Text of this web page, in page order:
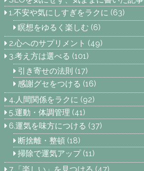
1.不安や気にしすぎをラクに (63)
瞑想をゆるく楽しむ (6)
2.心へのサプリメント (49)
3.考え方は選べる (101)
引き寄せの法則 (17)
感謝グセをつける (16)
4.人間関係をラクに (92)
5.運動・体調管理 (41)
6.運気を味方につける (37)
断捨離・整頓(18)
掃除で運気アップ(11)